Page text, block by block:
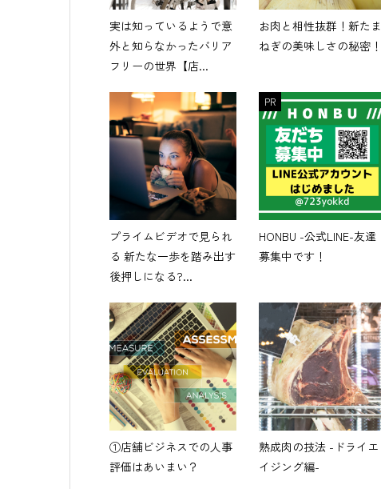
実は知っているようで意
外と知らなかったバリア
フリーの世界【店...
お肉と相性抜群！新たま
ねぎの美味しさの秘密！
プライムビデオで見られ
る 新たな一歩を踏み出す
後押しになる?...
PR
HONBU -公式LINE-友達
募集中です！
①店舗ビジネスでの人事
評価はあいまい？
熟成肉の技法 -ドライエ
イジング編-